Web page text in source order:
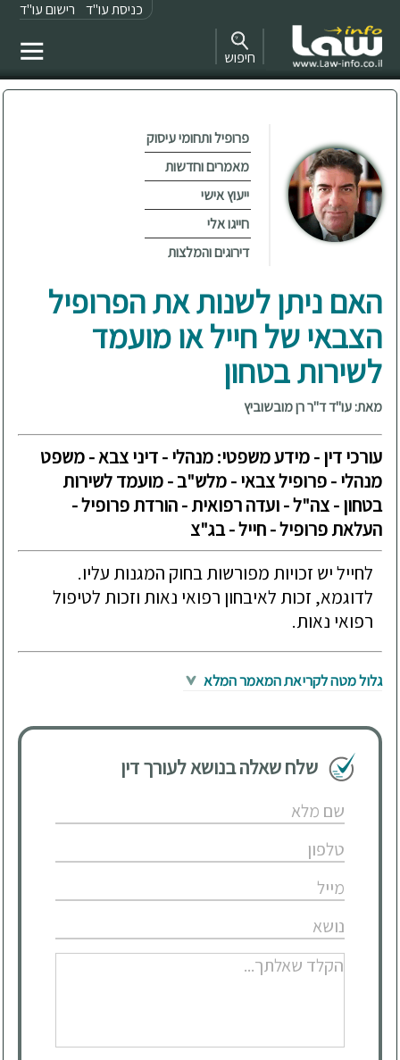
כניסת עו"ד רישום עו"ד
חיפוש
פרופיל ותחומי עיסוק
מאמרים וחדשות
ייעוץ אישי
חייגו אלי
דירוגים והמלצות
האם ניתן לשנות את הפרופיל
הצבאי של חייל או מועמד
לשירות בטחון
מאת: עו"ד ד"ר רן מובשוביץ
עורכי דין - מידע משפטי: מנהלי - דיני צבא - משפט
מנהלי - פרופיל צבאי - מלש"ב - מועמד לשירות
בטחון - צה"ל - ועדה רפואית - הורדת פרופיל -
העלאת פרופיל - חייל - בג"צ
לחייל יש זכויות מפורשות בחוק המגנות עליו.
לדוגמא, זכות לאיבחון רפואי נאות וזכות לטיפול
רפואי נאות.
גלול מטה לקריאת המאמר המלא
שלח שאלה בנושא לעורך דין